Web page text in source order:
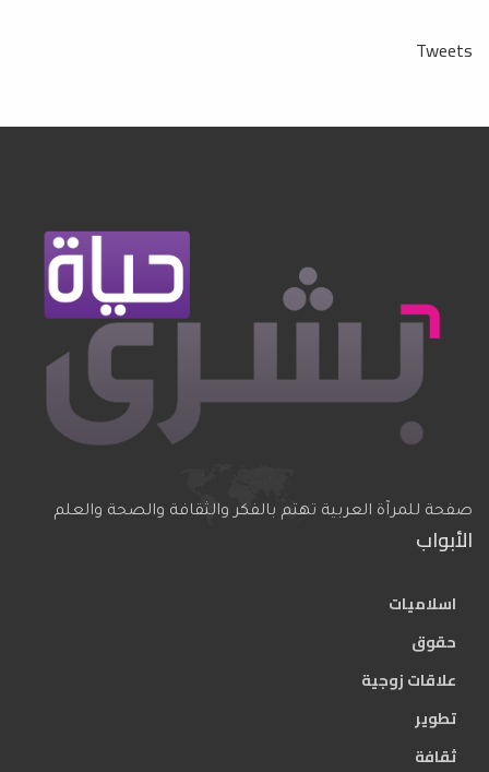
Tweets
صفحة للمرآة العربية تهتم بالفكر والثقافة والصحة والعلم
الأبواب
اسلاميات
حقوق
علاقات زوجية
تطوير
ثقافة